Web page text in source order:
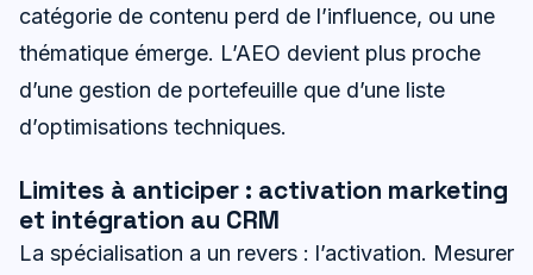
catégorie de contenu perd de l’influence, ou une
thématique émerge. L’AEO devient plus proche
d’une gestion de portefeuille que d’une liste
d’optimisations techniques.
Limites à anticiper : activation marketing
et intégration au CRM
La spécialisation a un revers : l’activation. Mesurer